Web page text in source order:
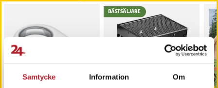
Samtycke Information Om
BÄSTSÄLJARE